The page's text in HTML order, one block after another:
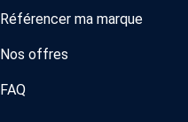
Référencer ma marque
Nos offres
FAQ